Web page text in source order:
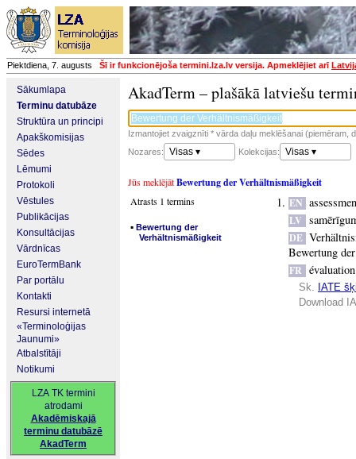
Piektdiena, 7. augusts Šī ir funkcionējoša termini.lza.lv versija. Apmeklējiet arī
Sākumlapa
Terminu datubāze
Struktūra un principi
Apakškomisijas
Sēdes
Lēmumi
Protokoli
Vēstules
Publikācijas
Konsultācijas
Vārdnīcas
EuroTermBank
Par portālu
Kontakti
Resursi internetā
«Terminoloģijas
Jaunumi»
Atbalstītāji
Notikumi
LZA TK termini
atrodami
Akadēmiskajā
terminu datubāzē
AkadTerm
AkadTerm – plašākā latviešu
Izmantojiet zvaigznīti * vārda daļu meklēšanai (piemēram,
Nozares:
Visas ▾ Kolekcijas: Visas ▾
Jūs meklējātBewertung der Verhältnismäßigkeit
Atrasts 1 termins
▪ Bewertung der
Verhältnismäßigkeit
EN
LV
DE
Bewertung
FR
Sk. IATE
Download